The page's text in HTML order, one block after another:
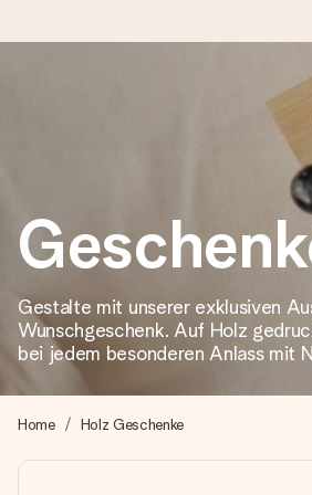
Heute bestellt, in 1
Wir bereiten dein Geschenk
4,8 (basierend auf +15.000
Unsere Geschenke begeistern.
Erstelle etwas Einzigartiges in
Gestalte mit unserer exklusiven
Wunschgeschenk. Auf Holz
bei jedem besonderen Anlass mit
Home Holz Geschenke